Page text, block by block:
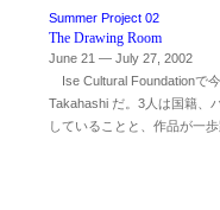
Summer Project 02
The Drawing Room
June 21 — July 27, 2002
Ise Cultural Foundationで
Takahashi だ。 3 人は国籍、
していることと、作品が一